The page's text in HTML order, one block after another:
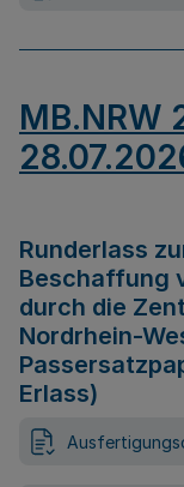
MB.NRW
Runderlass
Beschaffung
durch die
Nordrhein-
Erlass)